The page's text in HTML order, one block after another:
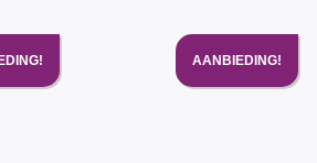
AANBIEDING!